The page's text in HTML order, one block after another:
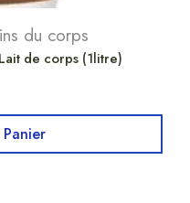
du corps
de corps (1litre)